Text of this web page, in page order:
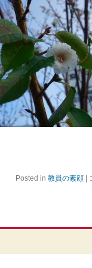
Posted in 教員の素顔 |